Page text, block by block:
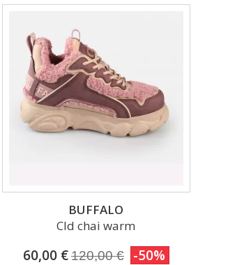
BUFFALO
Cld chai warm
60,00 €120,00 € -50%